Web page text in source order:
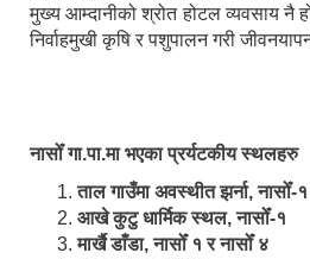
मुख्य आम्दानीको श्रोत होटल व्यवसाय नै
निर्वाहमुखी कृषि र पशुपालन गरी
नासोँ गा.पा.मा भएका प्रर्यटकीय स्थलहरु
ताल गाउँमा अवस्थीत झर्ना, नासोँ-१
आखे कुटु धार्मिक स्थल, नासोँ-१
मार्खै डाँडा, नासोँ १ र नासोँ ४